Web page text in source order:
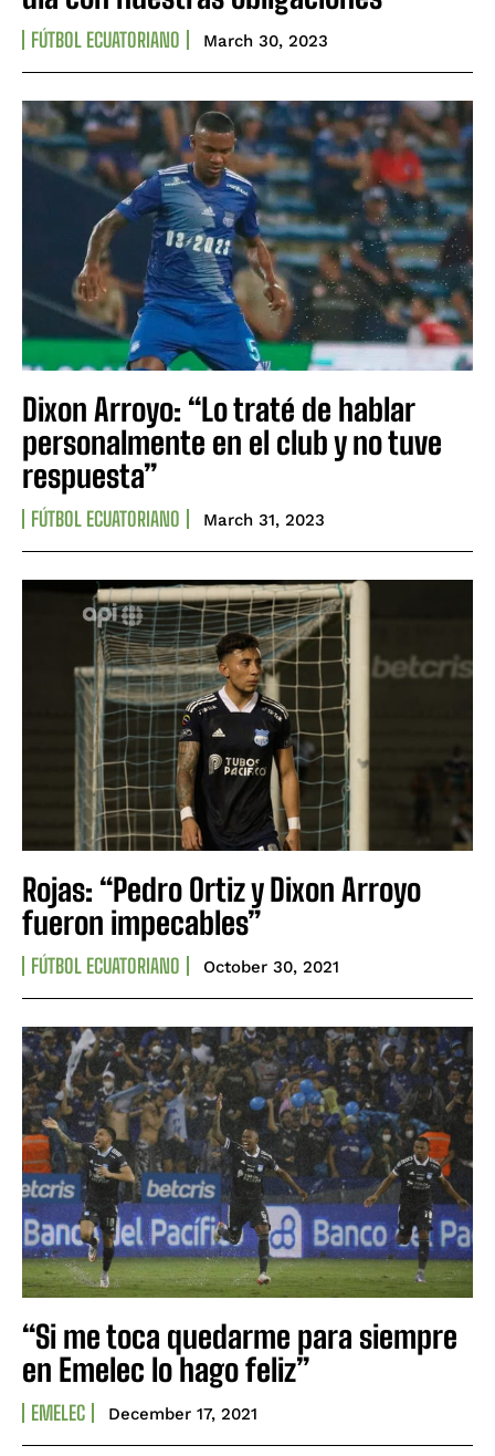
FÚTBOL ECUATORIANO March 30, 2023
Dixon Arroyo: “Lo traté de hablar
personalmente en el club y no tuve
respuesta”
FÚTBOL ECUATORIANO March 31, 2023
Rojas: “Pedro Ortiz y Dixon Arroyo
fueron impecables”
FÚTBOL ECUATORIANO October 30, 2021
“Si me toca quedarme para siempre
en Emelec lo hago feliz”
EMELEC December 17, 2021